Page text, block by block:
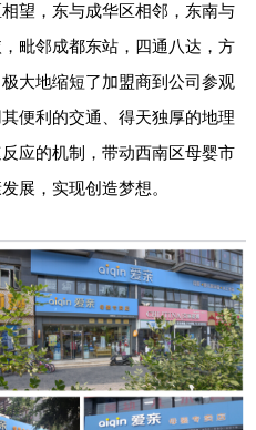
望，东与成华区相邻，东南与
毗邻成都东站，四通八达，方
大地缩短了加盟商到公司参观
便利的交通、得天独厚的地理
应的机制，带动西南区母婴市
展，实现创造梦想。